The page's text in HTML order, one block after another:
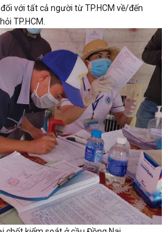
với tất cả người từ TP.HCM về/đến
TP.HCM.